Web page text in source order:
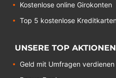
Kostenlose online Girokonten
Top 5 kostenlose Kreditkarten
UNSERE TOP AKTIONEN
Geld mit Umfragen verdienen